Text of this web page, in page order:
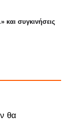
και συγκινήσεις
θα